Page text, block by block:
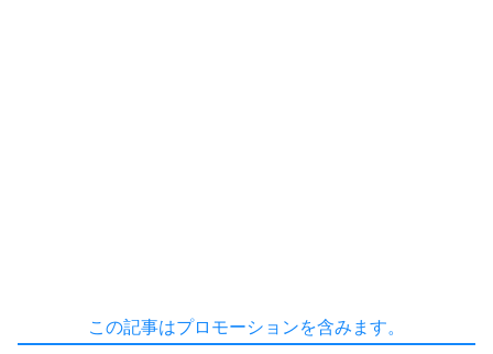
この記事はプロモーションを含みます。